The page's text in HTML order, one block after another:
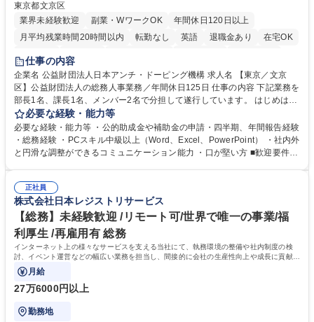
東京都文京区
業界未経験歓迎
副業・WワークOK
年間休日120日以上
月平均残業時間20時間以内
転勤なし 英語 退職金あり
在宅OK
賞与あり
育休あり
食事補助あり
仕事の内容
企業名 公益財団法人日本アンチ・ドーピング機構 求人名 【東京／文京
区】公益財団法人の総務人事業務／年間休日125日 仕事の内容 下記業務を
部長1名、課長1名、メンバー2名で分担して遂行しています。 はじめは担
当者として業務を覚えていただき、ゆくゆくはリーダーやマネージャーポ
ジションとして活躍いただくことを期待しています。 【総務・人事グルー
プの業務内容】 ・人事制度関連 ・採用活動 ・教育研修の企画、実行 ・勤
怠管理 ・官公庁への各種提出 ・法定の会議運営（評議員会、理事会） ・
管理 ・福利厚生関連 ・職員からの問合せ、相談対応 ・その他日常の総務
業務全般 募集職種 【東京／文京区】公益財団法人の総務人事業務／年間
休日125日
必要な経験・能力等
必要な経験・能力等 ・公的助成金や補助金の申請・四半期、年間報告経験
・総務経験 ・PCスキル中級以上（Word、Excel、PowerPoint） ・社内外
と円滑な調整ができるコミュニケーション能力 ・口が堅い方 ■歓迎要件
正社員
株式会社日本レジストリサービス
【総務】未経験歓迎 /リモート可/世界で唯一の事業/福
利厚生 /再雇用有 総務
インターネット上の様々なサービスを支える当社にて、執務環境の整備や社内制度の検
討、イベント運営などの幅広い業務を担当し、間接的に会社の生産性向上や成長に貢献し
ている部署です。
月給
27万6000円以上
勤務地